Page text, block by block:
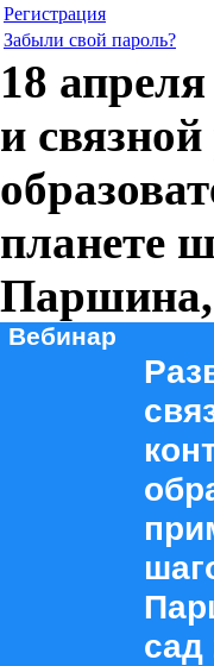
Регистрация
Забыли свой пароль?
18
и
планете
Паршина,
Вебинар
сад